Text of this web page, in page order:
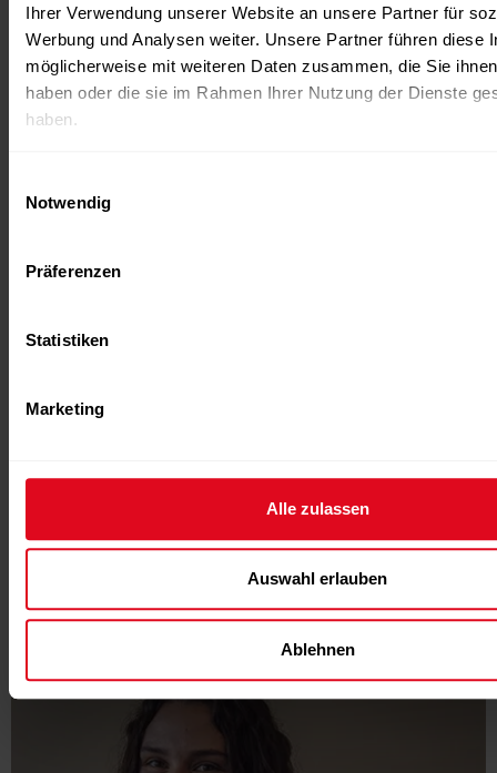
Ihrer Verwendung unserer Website an unsere Partner für
Werbung und Analysen weiter. Unsere Partner führen diese
möglicherweise mit weiteren Daten zusammen, die Sie
haben oder die sie im Rahmen Ihrer Nutzung der Dienste
haben.
Notwendig
Präferenzen
Statistiken
Marketing
Alle zulassen
Auswahl erlauben
Ablehnen
Wellness gehören selbstverständlich dazu. Direkt
im Haus ergänzt der Physiotreff Niklaus mit
gezielter Therapie nach Verletzungen oder bei
Beschwerden das Angebot und verknüpft so
Jahren zu einem Ort für Gesundheit, Lebensfreude